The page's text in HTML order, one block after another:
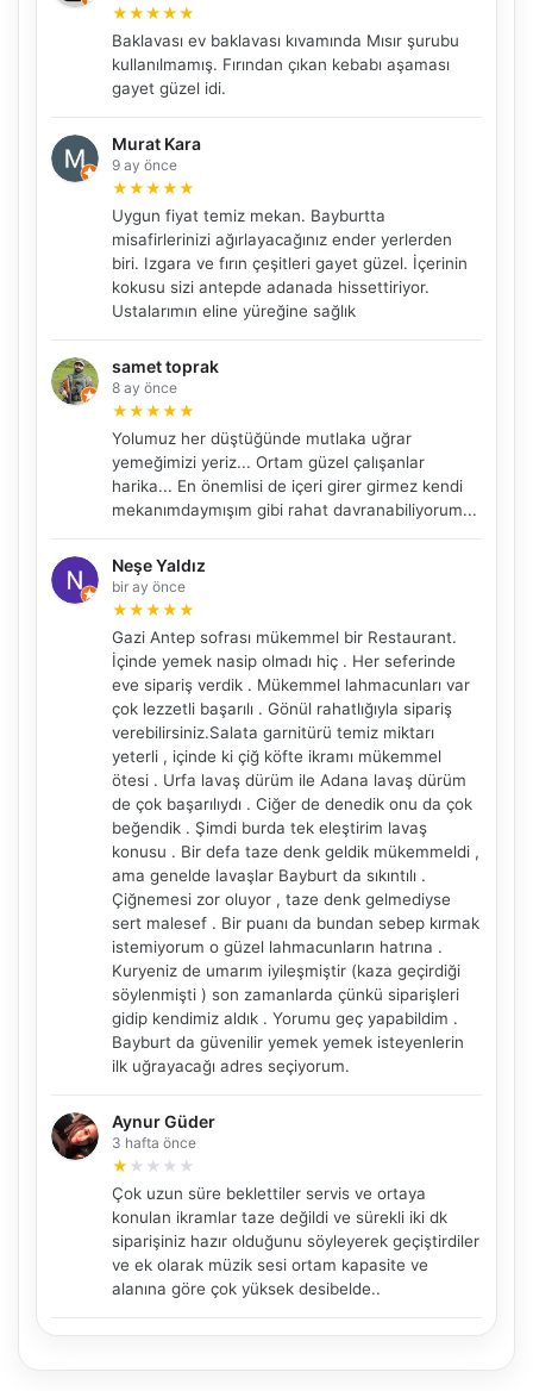
★★★★★
Baklavası ev baklavası kıvamında Mısır şurubu
kullanılmamış. Fırından çıkan kebabı aşaması
gayet güzel idi.
Murat Kara
9 ay önce
★★★★★
Uygun fiyat temiz mekan. Bayburtta
misafirlerinizi ağırlayacağınız ender yerlerden
biri. Izgara ve fırın çeşitleri gayet güzel. İçerinin
kokusu sizi antepde adanada hissettiriyor.
Ustalarımın eline yüreğine sağlık
samet toprak
8 ay önce
★★★★★
Yolumuz her düştüğünde mutlaka uğrar
yemeğimizi yeriz... Ortam güzel çalışanlar
harika... En önemlisi de içeri girer girmez kendi
mekanımdaymışım gibi rahat davranabiliyorum...
Neşe Yaldız
bir ay önce
★★★★★
Gazi Antep sofrası mükemmel bir Restaurant.
İçinde yemek nasip olmadı hiç . Her seferinde
eve sipariş verdik . Mükemmel lahmacunları var
çok lezzetli başarılı . Gönül rahatlığıyla sipariş
verebilirsiniz.Salata garnitürü temiz miktarı
yeterli , içinde ki çiğ köfte ikramı mükemmel
ötesi . Urfa lavaş dürüm ile Adana lavaş dürüm
de çok başarılıydı . Ciğer de denedik onu da çok
beğendik . Şimdi burda tek eleştirim lavaş
konusu . Bir defa taze denk geldik mükemmeldi ,
ama genelde lavaşlar Bayburt da sıkıntılı .
Çiğnemesi zor oluyor , taze denk gelmediyse
sert malesef . Bir puanı da bundan sebep kırmak
istemiyorum o güzel lahmacunların hatrına .
Kuryeniz de umarım iyileşmiştir (kaza geçirdiği
söylenmişti ) son zamanlarda çünkü siparişleri
gidip kendimiz aldık . Yorumu geç yapabildim .
Bayburt da güvenilir yemek yemek isteyenlerin
ilk uğrayacağı adres seçiyorum.
Aynur Güder
3 hafta önce
★ ★ ★ ★ ★
Çok uzun süre beklettiler servis ve ortaya
konulan ikramlar taze değildi ve sürekli iki dk
siparişiniz hazır olduğunu söyleyerek geçiştirdiler
ve ek olarak müzik sesi ortam kapasite ve
alanına göre çok yüksek desibelde..
NBY Akıllı Asistan
AI kullanmadan, sitedeki gerçek yerlerle akıllı rota
Şehir / ilçe
🧭 Rehber ⭐ Popüler ✨ İlk kez gelen
🏛️ Tarihi 🌿 Doğa 👨‍👩‍👧 Aile/Çocuk
🚶 Yürüyüş